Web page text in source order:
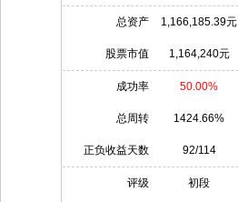
总资产 1,166,185.39元
股票市值 1,164,240元
成功率 50.00%
总周转 1424.66%
正负收益天数 92/114
评级 初段